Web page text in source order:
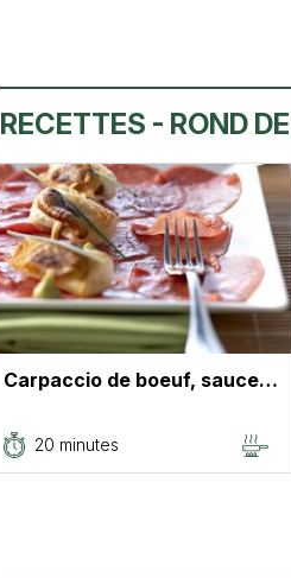
RECETTES - ROND
Carpaccio de boeuf, sauce…
20 minutes